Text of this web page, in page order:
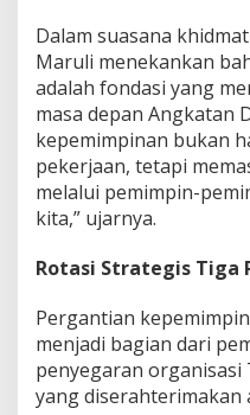
Dalam suasana
Maruli menekankan
adalah fondasi yang
masa depan Angkatan
kepemimpinan bukan
pekerjaan, tetapi
melalui pemimpin-
kita,” ujarnya.
Rotasi Strategis Tiga
Pergantian
menjadi bagian dari
penyegaran organisasi
yang diserahterimakan